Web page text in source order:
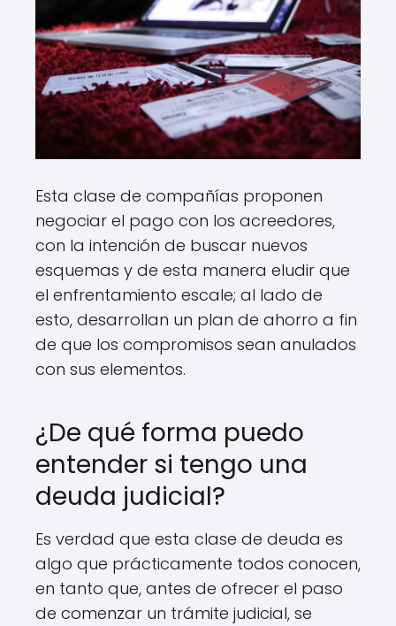
Esta clase de compañías proponen
negociar el pago con los acreedores,
con la intención de buscar nuevos
esquemas y de esta manera eludir que
el enfrentamiento escale; al lado de
esto, desarrollan un plan de ahorro a fin
de que los compromisos sean anulados
con sus elementos.
¿De qué forma puedo
entender si tengo una
deuda judicial?
Es verdad que esta clase de deuda es
algo que prácticamente todos conocen,
en tanto que, antes de ofrecer el paso
de comenzar un trámite judicial, se